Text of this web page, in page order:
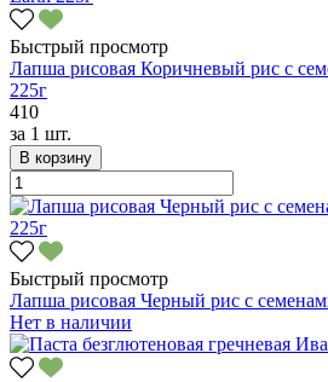
Быстрый просмотр
Лапша рисовая Коричневый рис с
225г
410
за 1 шт.
В корзину
Быстрый просмотр
Лапша рисовая Черный рис с
Нет в наличии